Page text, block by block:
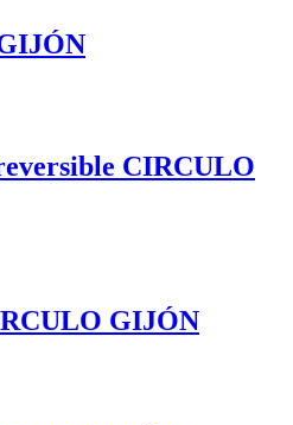
CIRCULO
GIJÓN